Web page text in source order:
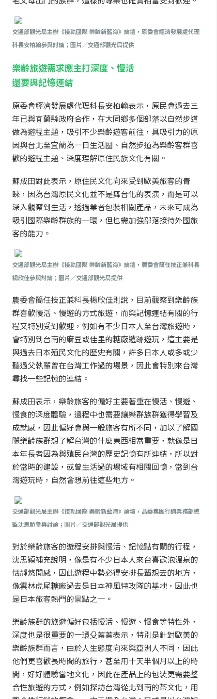
交通部觀光局主辦《接軌國際 樂齡新藍海》論壇，原委會經濟發展處代理
科長安柏翰參與討論；圖片／交通部觀光局提供
樂齡旅遊需求應主打深度、慢活
還要與記憶連結
原委會經濟發展處代理科長安柏翰表示，原民會過去三
年已與宜蘭縣政府合作，在大同鄉多個部落以自然步道
做為遊程主題，吸引不少樂齡遊客前往，具吸引力的原
因與台北至宜蘭為一日生活圈、自然步道為樂齡客群喜
歡的遊程主題、深度理解原住民族文化有關。
蘇成田對此表示，原住民文化向來受到歐美旅客的青
睞，因為台灣原民文化並不是舞台化的表演，而是可以
深入觀察到生活，透過業者包裝相關產品，未來可成為
吸引國際樂齡群族的一環，但也需加強部落接待外國旅
客的能力。
交通部觀光局主辦《接軌國際 樂齡新藍海》論壇，農委會簡任技正兼科長
楊欣佳參與討論；圖片／交通部觀光局提供
農委會簡任技正兼科長楊欣佳則說，目前觀察到樂齡族
群喜歡慢活、慢遊的方式旅遊，而與記憶連結有關的行
程又特別受到歡迎，例如有不少日本人至台灣旅遊時，
會特別到台南的麻豆或佳里的糖廠遺跡遊玩，這主要是
與過去日本殖民文化的歷史有關，許多日本人或多或少
聽過父執輩曾在台灣工作過的場景，因此會特別來台灣
尋找一些記憶的連結。
蘇成田表示，樂齡旅客的偏好主要著重在慢活、慢遊、
慢食的深度體驗，過程中也需要讓樂群族群獲得學習及
成就感，因此偏好會與一般旅客有所不同，加以了解國
際樂齡族群想了解台灣的什麼東西相當重要，就像是日
本年長者因為與殖民台灣的歷史記憶有所連結，所以對
於當時的建設，或曾生活過的場域有相關回憶，當到台
灣遊玩時，自然會想前往這些地方。
交通部觀光局主辦《接軌國際 樂齡新藍海》論壇，晶華集團行銷業務部總
監沈思穎參與討論；圖片／交通部觀光局提供
對於樂齡旅客的遊程安排與慢活、記憶點有關的行程，
沈思穎補充說明，像是有不少日本人來台喜歡泡溫泉的
恬靜悠閒感，因此遊程中勢必得安排長輩想去的地方，
像雲林虎尾糖廠過去是日本神風特攻隊的基地，因此也
是日本旅客熱門的景點之一。
樂齡族群的旅遊偏好包括慢活、慢遊、慢食等特性外，
深度也是很重要的一環殳蓁蓁表示，特別是針對歐美的
樂齡族群而言，由於人生態度向來與亞洲人不同，因此
他們更喜歡長時間的旅行，甚至用十天半個月以上的時
間，好好體驗當地文化，因此在產品上的包裝更需要整
合性旅遊的方式，例如探訪台灣從北到南的茶文化，用